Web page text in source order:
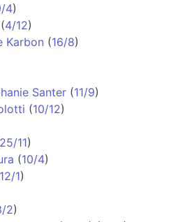
4)
(4/12)
Karbon (16/8)
Santer (11/9)
(10/12)
25/11)
(10/4)
12/1)
2)